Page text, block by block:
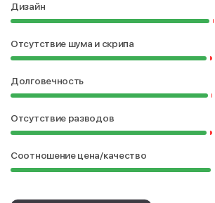
Дизайн
Отсутствие шума и скрипа
Долговечность
Отсутствие разводов
Соотношение цена/качество